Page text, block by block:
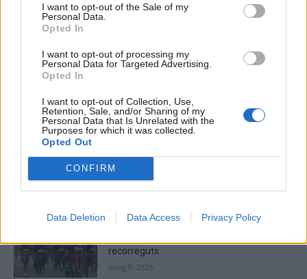
I want to opt-out of the Sale of my
Personal Data.
Opted In
I want to opt-out of processing my
Personal Data for Targeted Advertising.
Opted In
I want to opt-out of Collection, Use,
Retention, Sale, and/or Sharing of my
Personal Data that Is Unrelated with the
Purposes for which it was collected.
Opted Out
CONFIRM
Data Deletion Data Access Privacy Policy
characters
CAPTCHA
you
are
ÚLTIMES NOTÍCIES
de la Running Sèries Terres de l’Ebre
Campredó acull la quarta prova dels
recorreguts
maig 9, 2026